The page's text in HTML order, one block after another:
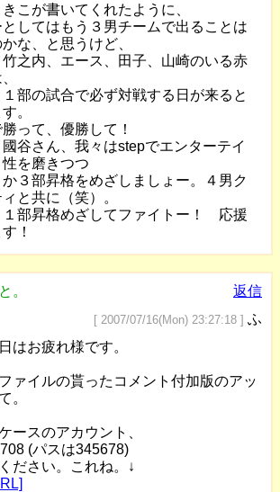
きこが書いてくれたように、
してはもう３男チームで出ることは
な、と思うけど、
之内、エース、田子、山崎のいる赤
１部の試合で必ず対戦する日が来ると
。
って、優勝して！
谷さん、我々はstepでエンターテイ
性を磨きつつ
３部昇格をめざしましょー。４男ク
と共に（笑）。
１部昇格めざしてファイトー！ 応援
！
。 返信
[ 2007/07/16(Mon) 23:27:18 ] ふ
はお疲れ様です。
ァイルの貰ったコメント付加版のアッ
。
ースのアカウント、
(パスは345678)
ださい。これね。↓